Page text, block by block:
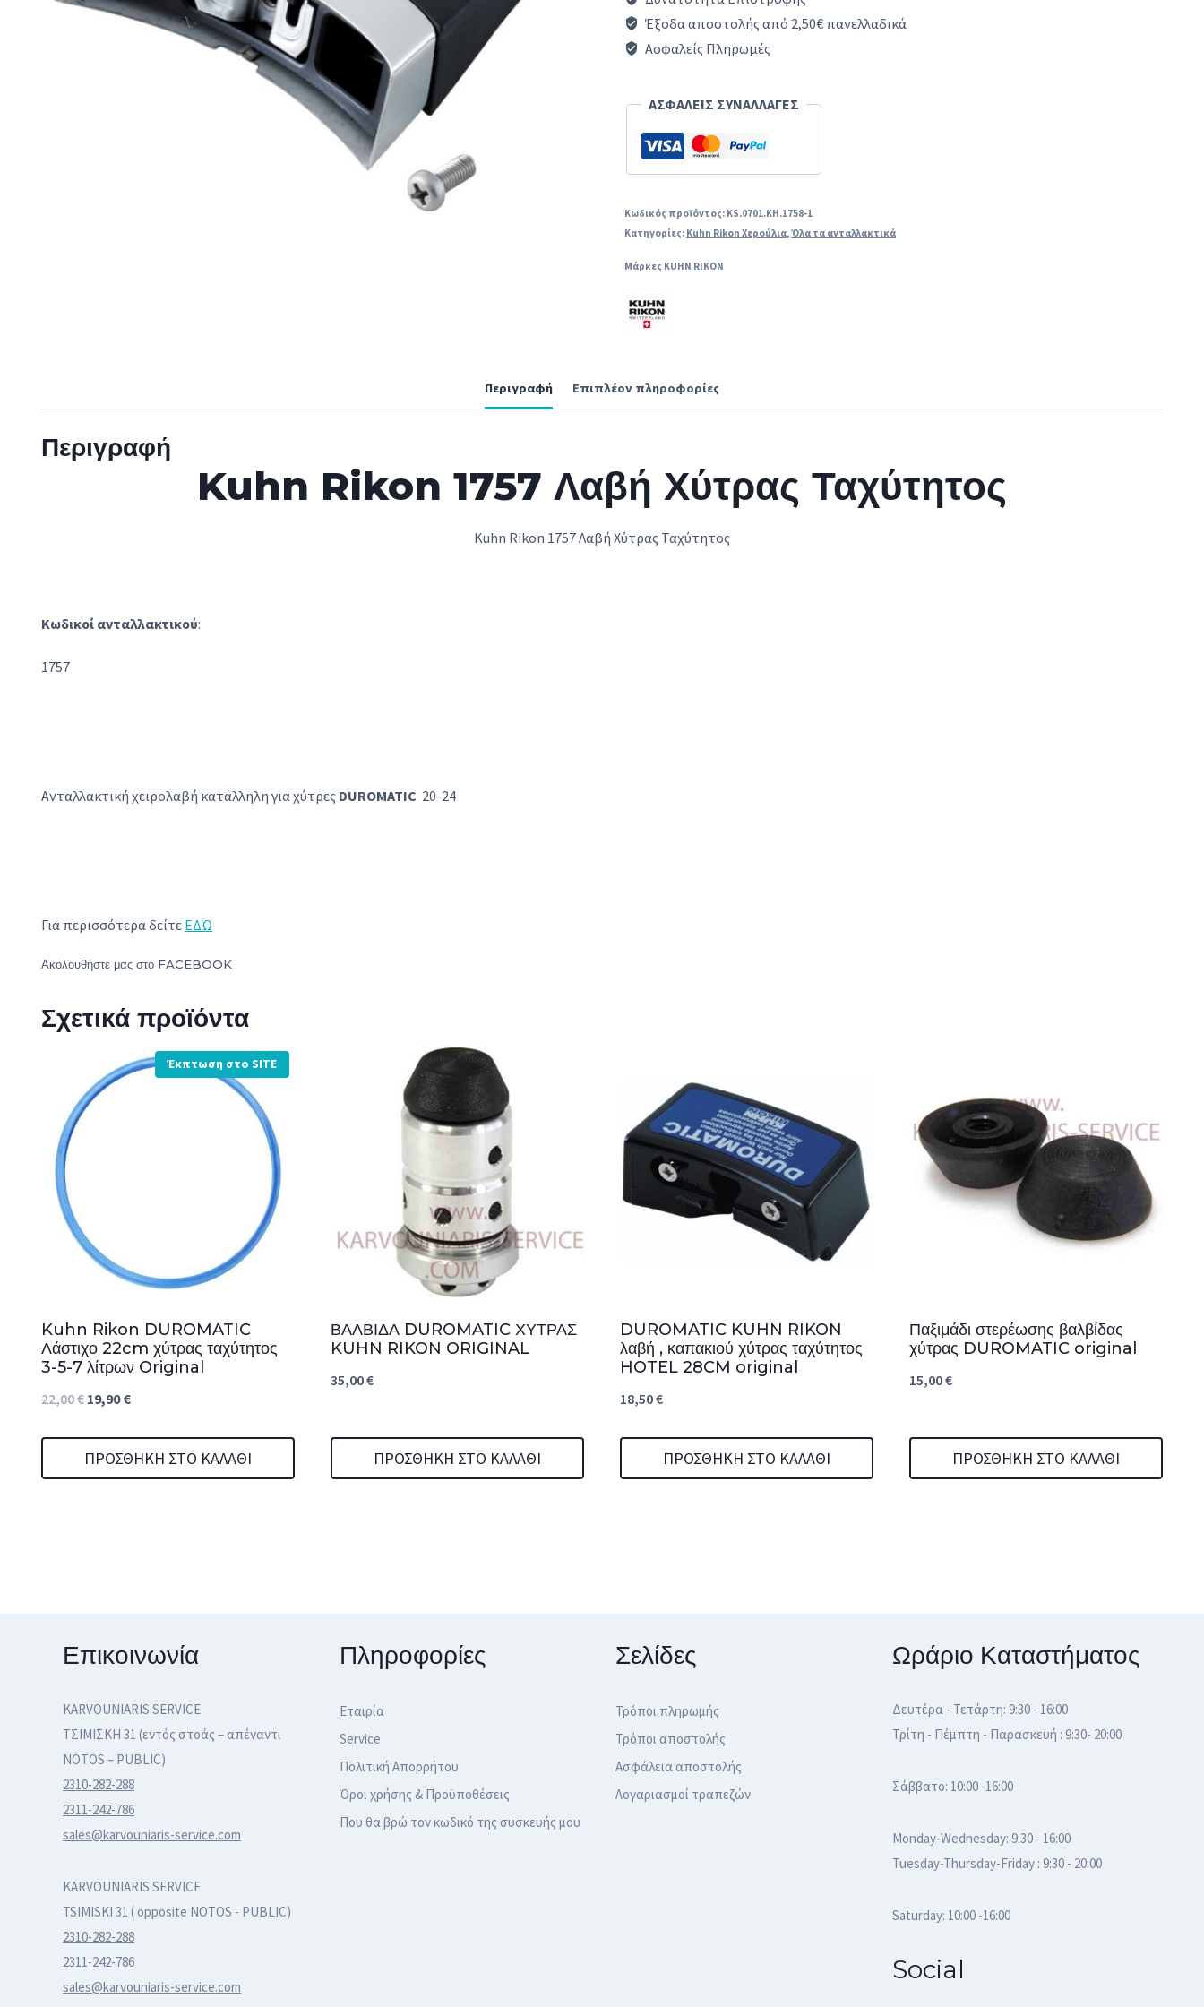
1757
Λαβή
Ταχύτητος
ποσότητα
Έξοδα αποστολής από 2,50€ πανελλαδικά
Ασφαλείς Πληρωμές
ΑΣΦΑΛΕΙΣ ΣΥΝΑΛΛΑΓΕΣ
Κωδικός προϊόντος: KS.0701.KH.1758-1
Κατηγορίες: Kuhn Rikon Χερούλια,Όλα τα ανταλλακτικά
Μάρκες KUHN RIKON
Περιγραφή Επιπλέον πληροφορίες
Περιγραφή
Kuhn Rikon 1757 Λαβή Χύτρας Ταχύτητος
Kuhn Rikon 1757 Λαβή Χύτρας Ταχύτητος
Κωδικοί ανταλλακτικού:
1757
Ανταλλακτική χειρολαβή κατάλληλη για χύτρες DUROMATIC 20-24
Για περισσότερα δείτε ΕΔΏ
Ακολουθήστε μας στο FACEBOOK
Σχετικά προϊόντα
Έκπτωση στο SITE
Kuhn Rikon DUROMATIC
Λάστιχο 22cm χύτρας ταχύτητος
3-5-7 λίτρων Original
22,00€ Original
was:
22,00 €.
19,90€Η
τιμή
είναι:
ΠΡΟΣΘΉΚΗ ΣΤΟ ΚΑΛΆΘΙ
ΒΑΛΒΙΔΑ DUROMATIC ΧΥΤΡΑΣ
KUHN RIKON ORIGINAL
35,00€
ΠΡΟΣΘΉΚΗ ΣΤΟ ΚΑΛΆΘΙ
DUROMATIC KUHN RIKON
λαβή , καπακιού χύτρας ταχύτητος
HOTEL 28CM original
18,50€
ΠΡΟΣΘΉΚΗ ΣΤΟ ΚΑΛΆΘΙ
Παξιμάδι στερέωσης βαλβίδας
χύτρας DUROMATIC original
15,00€
ΠΡΟΣΘΉΚΗ ΣΤΟ ΚΑΛΆΘΙ
Επικοινωνία
KARVOUNIARIS SERVICE
ΤΣΙΜΙΣΚΗ 31 (εντός στοάς – απέναντι
NOTOS – PUBLIC)
2310-282-288
2311-242-786
sales@karvouniaris-service.com
KARVOUNIARIS SERVICE
TSIMISKI 31 ( opposite NOTOS - PUBLIC)
2310-282-288
2311-242-786
sales@karvouniaris-service.com
Πληροφορίες
Εταιρία
Service
Πολιτική Απορρήτου
Όροι χρήσης & Προϋποθέσεις
Που θα βρώ τον κωδικό της συσκευής μου
Σελίδες
Τρόποι πληρωμής
Τρόποι αποστολής
Ασφάλεια αποστολής
Λογαριασμοί τραπεζών
Ωράριο Καταστήματος
Δευτέρα - Τετάρτη: 9:30 - 16:00
Τρίτη - Πέμπτη - Παρασκευή : 9:30- 20:00
Σάββατο: 10:00 -16:00
Monday-Wednesday: 9:30 - 16:00
Tuesday-Thursday-Friday : 9:30 - 20:00
Saturday: 10:00 -16:00
Social